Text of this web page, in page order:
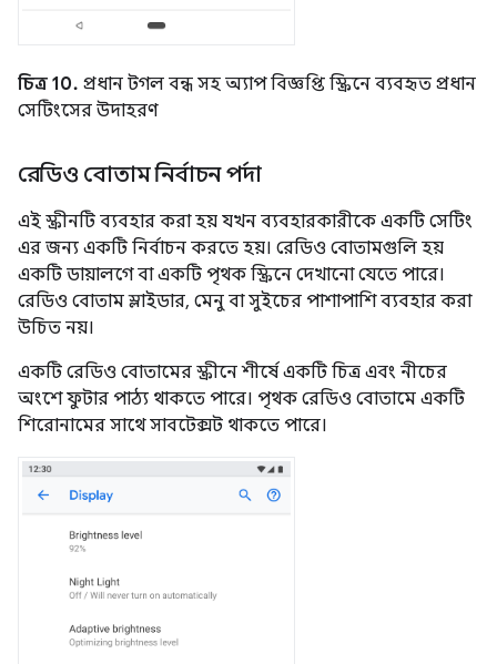
চিত্র 10. প্রধান টগল বন্ধ সহ অ্যাপ বিজ্ঞপ্তি স্ক্রিনে ব্যবহৃত প্রধান
সেটিংসের উদাহরণ
রেডিও বোতাম নির্বাচন পর্দা
এই স্ক্রীনটি ব্যবহার করা হয় যখন ব্যবহারকারীকে একটি সেটিং
এর জন্য একটি নির্বাচন করতে হয়। রেডিও বোতামগুলি হয়
একটি ডায়ালগে বা একটি পৃথক স্ক্রিনে দেখানো যেতে পারে।
রেডিও বোতাম স্লাইডার, মেনু বা সুইচের পাশাপাশি ব্যবহার করা
উচিত নয়।
একটি রেডিও বোতামের স্ক্রীনে শীর্ষে একটি চিত্র এবং নীচের
অংশে ফুটার পাঠ্য থাকতে পারে। পৃথক রেডিও বোতামে একটি
শিরোনামের সাথে সাবটেক্সট থাকতে পারে।